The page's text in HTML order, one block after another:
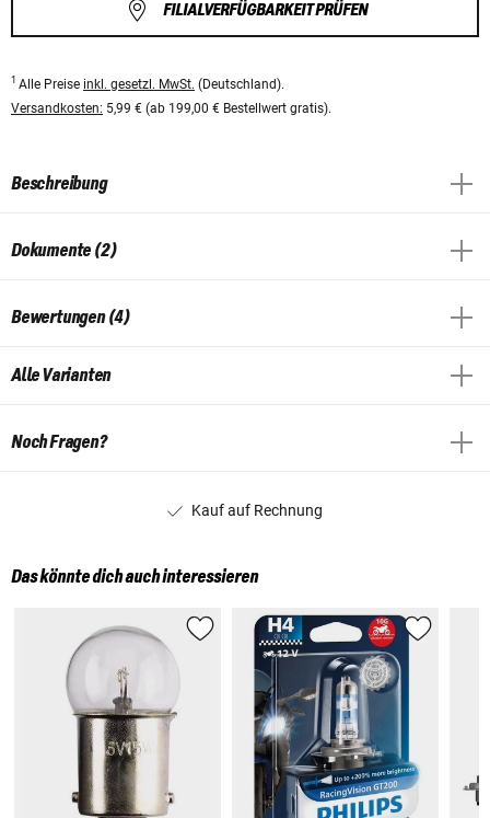
FILIALVERFÜGBARKEIT PRÜFEN
1 Alle Preise inkl. gesetzl. MwSt. (Deutschland).
Versandkosten: 5,99 € (ab 199,00 € Bestellwert gratis).
Beschreibung
Dokumente (2)
Bewertungen (4)
Alle Varianten
Noch Fragen?
Kauf auf Rechnung
Das könnte dich auch interessieren